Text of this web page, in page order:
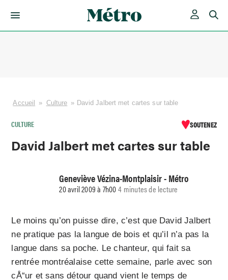
Accueil » Culture » David Jalbert met cartes sur table
CULTURE SOUTENEZ
David Jalbert met cartes sur table
Geneviève Vézina-Montplaisir - Métro
20 avril 2009 à 7h004 minutes de lecture
Le moins qu’on puisse dire, c’est que David Jalbert
ne pratique pas la langue de bois et qu’il n’a pas la
langue dans sa poche. Le chanteur, qui fait sa
rentrée montréalaise cette semaine, parle avec son
cÅ“ur et sans détour quand vient le temps de